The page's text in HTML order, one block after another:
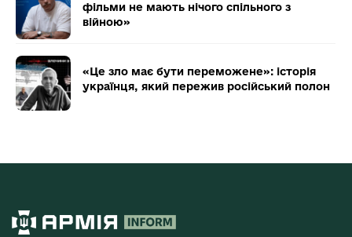
фільми не мають нічого спільного з
війною»
«Це зло має бути переможене»: історія
українця, який пережив російський полон